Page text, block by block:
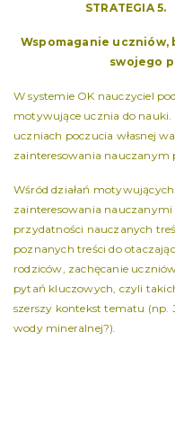
STRATEGIA
Wspomaganie uczniów,
swojego
W systemie OK nauczyciel
motywujące ucznia do
uczniach poczucia własnej
zainteresowania nauczanym
Wśród działań
zainteresowania
przydatności nauczanych
poznanych treści do
rodziców, zachęcanie
pytań kluczowych, czyli
szerszy kontekst tematu (np.
wody mineralnej?).